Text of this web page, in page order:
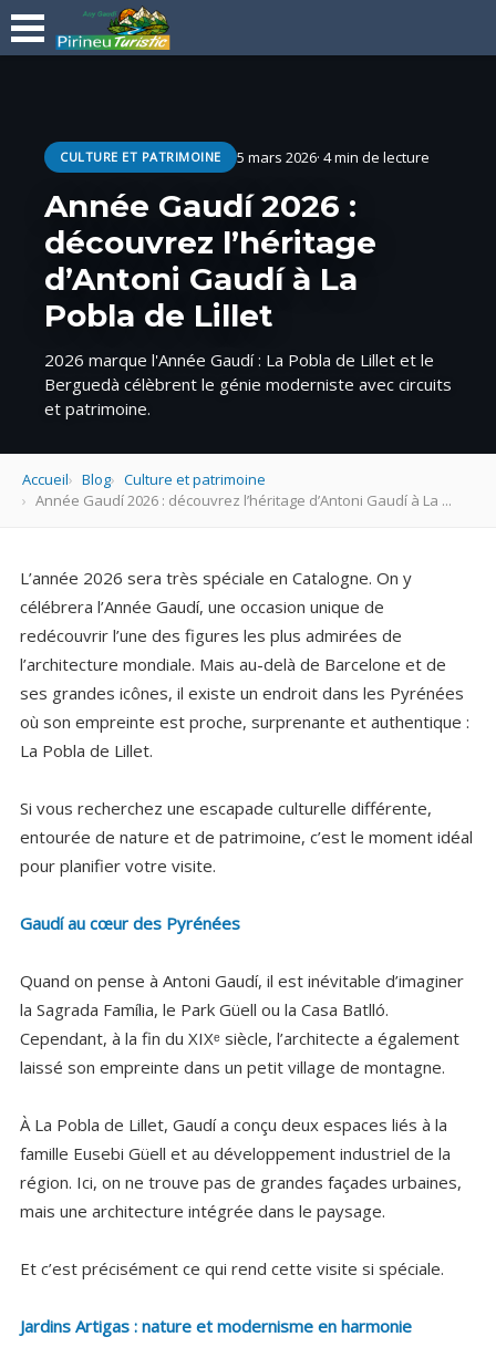
CULTURE ET PATRIMOINE 5 mars 2026· 4 min de lecture
Année Gaudí 2026 :
découvrez l’héritage
d’Antoni Gaudí à La
Pobla de Lillet
2026 marque l'Année Gaudí : La Pobla de Lillet et le
Berguedà célèbrent le génie moderniste avec circuits
et patrimoine.
Accueil Blog
Culture et patrimoine
Année Gaudí 2026 : découvrez l’héritage d’Antoni Gaudí à La ...
L’année 2026 sera très spéciale en Catalogne. On y
célébrera l’Année Gaudí, une occasion unique de
redécouvrir l’une des figures les plus admirées de
l’architecture mondiale. Mais au-delà de Barcelone et de
ses grandes icônes, il existe un endroit dans les Pyrénées
où son empreinte est proche, surprenante et authentique :
La Pobla de Lillet.
Si vous recherchez une escapade culturelle différente,
entourée de nature et de patrimoine, c’est le moment idéal
pour planifier votre visite.
Gaudí au cœur des Pyrénées
Quand on pense à Antoni Gaudí, il est inévitable d’imaginer
la Sagrada Família, le Park Güell ou la Casa Batlló.
Cependant, à la fin du XIXᵉ siècle, l’architecte a également
laissé son empreinte dans un petit village de montagne.
À La Pobla de Lillet, Gaudí a conçu deux espaces liés à la
famille Eusebi Güell et au développement industriel de la
région. Ici, on ne trouve pas de grandes façades urbaines,
mais une architecture intégrée dans le paysage.
Et c’est précisément ce qui rend cette visite si spéciale.
Jardins Artigas : nature et modernisme en harmonie